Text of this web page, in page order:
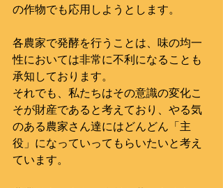
の作物でも応用しようとします。
各農家で発酵を行うことは、味の均一
性においては非常に不利になることも
承知しております。
それでも、私たちはその意識の変化こ
そが財産であると考えており、やる気
のある農家さん達にはどんどん「主
役」になっていってもらいたいと考え
ています。